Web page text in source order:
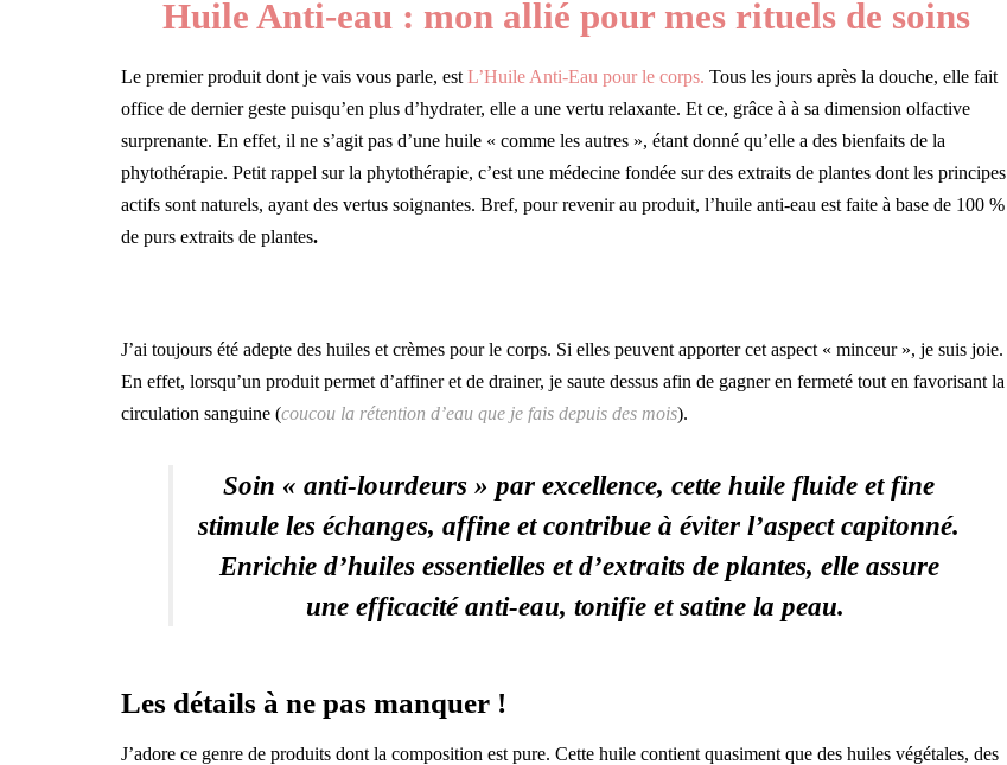
Huile Anti-eau : mon allié pour mes rituels de soins
Le premier produit dont je vais vous parle, est L’Huile Anti-Eau pour le corps. Tous les jours après la douche, elle fait
office de dernier geste puisqu’en plus d’hydrater, elle a une vertu relaxante. Et ce, grâce à à sa dimension olfactive
surprenante. En effet, il ne s’agit pas d’une huile « comme les autres », étant donné qu’elle a des bienfaits de la
phytothérapie. Petit rappel sur la phytothérapie, c’est une médecine fondée sur des extraits de plantes dont les principes
actifs sont naturels, ayant des vertus soignantes. Bref, pour revenir au produit, l’huile anti-eau est faite à base de 100 %
de purs extraits de plantes.
J’ai toujours été adepte des huiles et crèmes pour le corps. Si elles peuvent apporter cet aspect « minceur », je suis joie.
En effet, lorsqu’un produit permet d’affiner et de drainer, je saute dessus afin de gagner en fermeté tout en favorisant la
circulation sanguine (coucou la rétention d’eau que je fais depuis des mois).
Soin « anti-lourdeurs » par excellence, cette huile fluide et fine
stimule les échanges, affine et contribue à éviter l’aspect capitonné.
Enrichie d’huiles essentielles et d’extraits de plantes, elle assure
une efficacité anti-eau, tonifie et satine la peau.
Les détails à ne pas manquer !
J’adore ce genre de produits dont la composition est pure. Cette huile contient quasiment que des huiles végétales, des